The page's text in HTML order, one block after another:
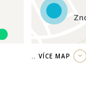
.. VÍCE MAP